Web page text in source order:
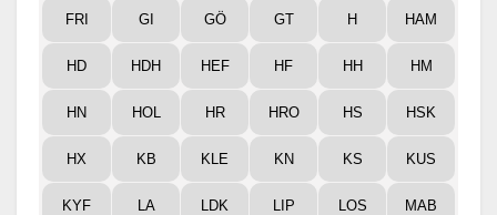
FRI GI GÖ GT H HAM
HD HDH HEF HF HH HM
HN HOL HR HRO HS HSK
HX KB KLE KN KS KUS
KYF LA LDK LIP LOS MAB